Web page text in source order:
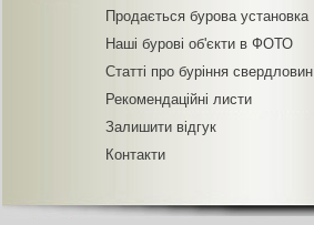
Продається бурова установка
Наші бурові об'єкти в ФОТО
Статті про буріння свердловин
Рекомендаційні листи
Залишити відгук
Контакти